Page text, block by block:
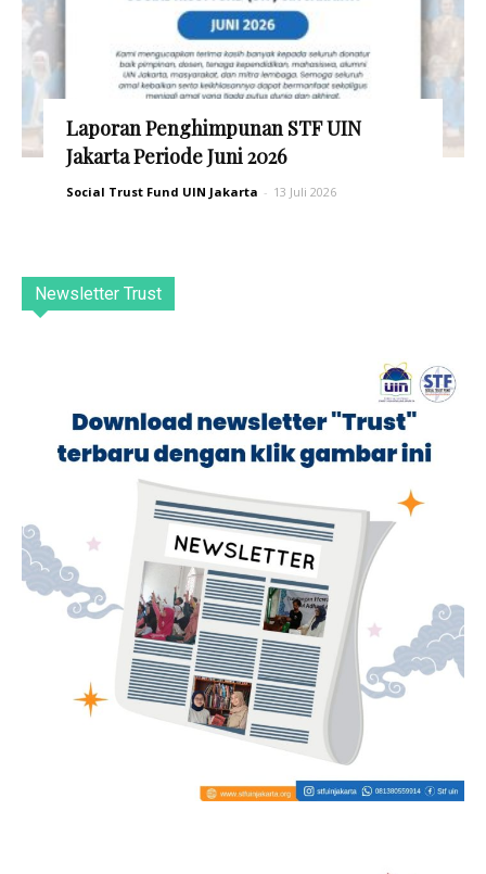
Laporan Penghimpunan STF UIN
Jakarta Periode Juni 2026
Social Trust Fund UIN Jakarta - 13 Juli 2026
Newsletter Trust